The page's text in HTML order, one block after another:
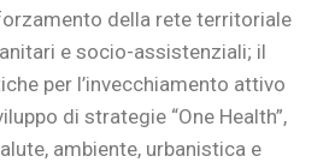
della rete territoriale
e socio-assistenziali; il
per l’invecchiamento attivo
di strategie “One Health”,
ambiente, urbanistica e